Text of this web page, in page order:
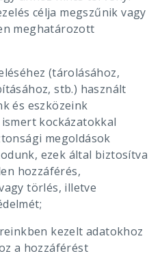
célja megszűnik vagy
meghatározott
(tárolásához,
stb.) használt
és eszközeink
kockázatokkal
megoldások
ezek által biztosítva
hozzáférés,
törlés, illetve
kezelt adatokhoz
a hozzáférést